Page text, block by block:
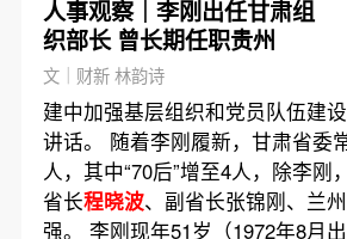
人事观察｜李刚出任甘肃组
织部长 曾长期任职贵州
文｜财新 林韵诗
建中加强基层组织和党员队伍建
讲话。 随着李刚履新，甘肃省委
人，其中“70后”增至4人，除李刚
省长程晓波、副省长张锦刚、兰
强。 李刚现年51岁（1972年8月